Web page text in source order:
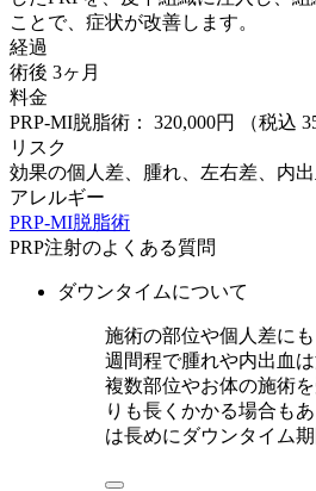
ことで、症状が改善します。
経過
術後 3ヶ月
料金
PRP-MI脱脂術： 320,000円
（税込
リスク
効果の個人差、腫れ、左右差、内
アレルギー
PRP-MI脱脂術
PRP注射のよくある質問
ダウンタイムについて
施術の部位や個人差に
週間程で腫れや内出血
複数部位やお体の施術
りも長くかかる場合も
は長めにダウンタイム